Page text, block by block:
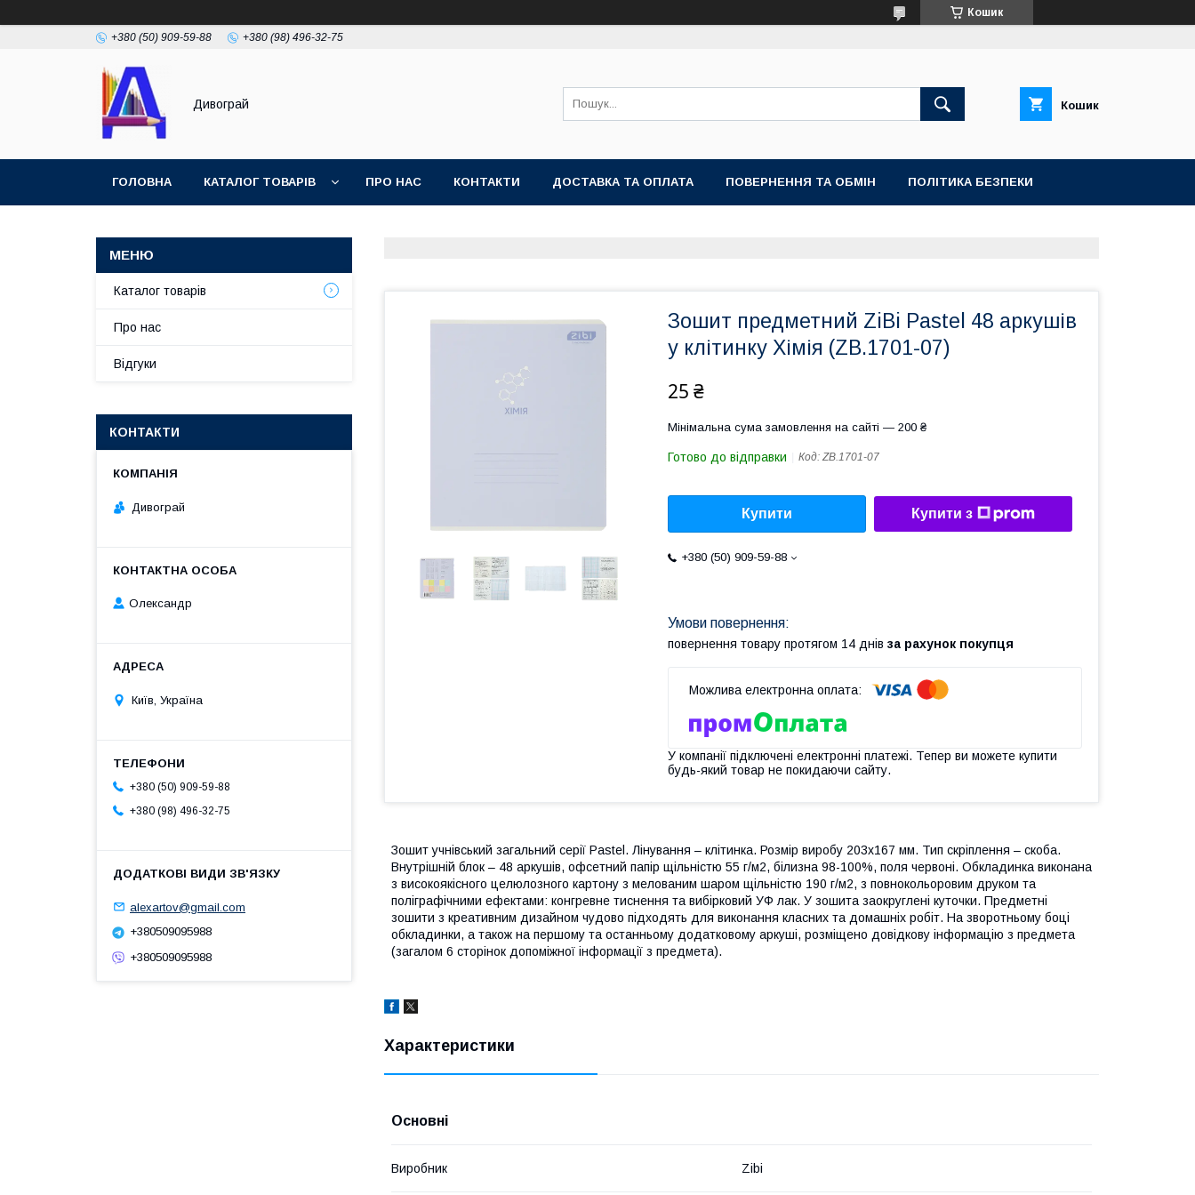
Кошик
+380 (50) 909-59-88 +380 (98) 496-32-75
Дивограй Кошик
ГОЛОВНА КАТАЛОГ ТОВАРІВ ПРО НАС КОНТАКТИ ДОСТАВКА ТА ОПЛАТА ПОВЕРНЕННЯ ТА ОБМІН ПОЛІТИКА БЕЗПЕКИ
Зошит предметний ZiBi Pastel 48 аркушів
у клітинку Хімія (ZB.1701-07)
25 ₴
Мінімальна сума замовлення на сайті — 200 ₴
Готово до відправки Код: ZB.1701-07
Купити Купити з
+380 (50) 909-59-88
повернення товару протягом 14 днів за рахунок покупця
У компанії підключені електронні платежі. Тепер ви можете купити
будь-який товар не покидаючи сайту.
Зошит учнівський загальний серії Pastel. Лінування – клітинка. Розмір виробу 203х167 мм. Тип скріплення – скоба.
Внутрішній блок – 48 аркушів, офсетний папір щільністю 55 г/м2, білизна 98-100%, поля червоні. Обкладинка виконана
з високоякісного целюлозного картону з мелованим шаром щільністю 190 г/м2, з повнокольоровим друком та
поліграфічними ефектами: конгревне тиснення та вибірковий УФ лак. У зошита заокруглені куточки. Предметні
зошити з креативним дизайном чудово підходять для виконання класних та домашніх робіт. На зворотньому боці
обкладинки, а також на першому та останньому додатковому аркуші, розміщено довідкову інформацію з предмета
(загалом 6 сторінок допоміжної інформації з предмета).
Характеристики
Основні
Виробник Zibi
Каталог товарів
Про нас
Відгуки
КОНТАКТИ
Дивограй
Олександр
Київ, Україна
+380 (50) 909-59-88
+380 (98) 496-32-75
alexartov@gmail.com
+380509095988
+380509095988